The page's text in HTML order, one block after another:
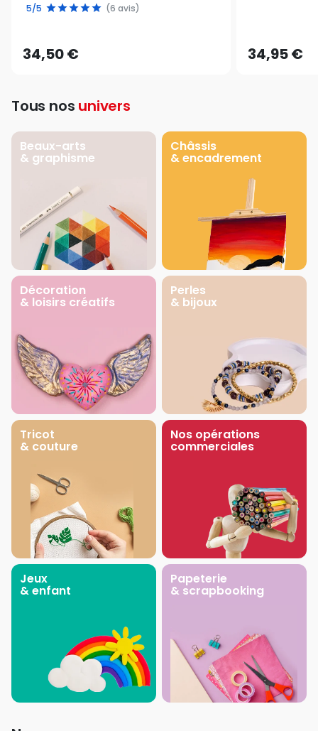
5/5 (6 avis)
34,50 € 34,95 €
Tous nos univers
Beaux-arts
& graphisme
Châssis
& encadrement
Décoration
& loisirs créatifs
Perles
& bijoux
Tricot
& couture
Nos opérations
commerciales
Jeux
& enfant
Papeterie
& scrapbooking